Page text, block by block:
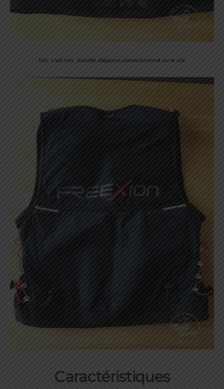
Noir, c’est noir. Sobriété, élégance comme annoncé sur le site.
Caractéristiques